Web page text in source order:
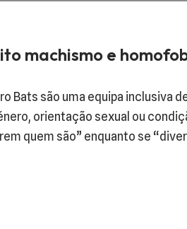
machismo e
Bats são uma equipa
orientação sexual ou
quem são” enquanto se